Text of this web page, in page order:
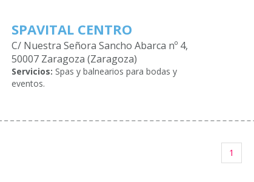
SPAVITAL CENTRO
C/ Nuestra Señora Sancho Abarca nº 4,
50007 Zaragoza (Zaragoza)
Servicios: Spas y balnearios para bodas y
eventos.
1